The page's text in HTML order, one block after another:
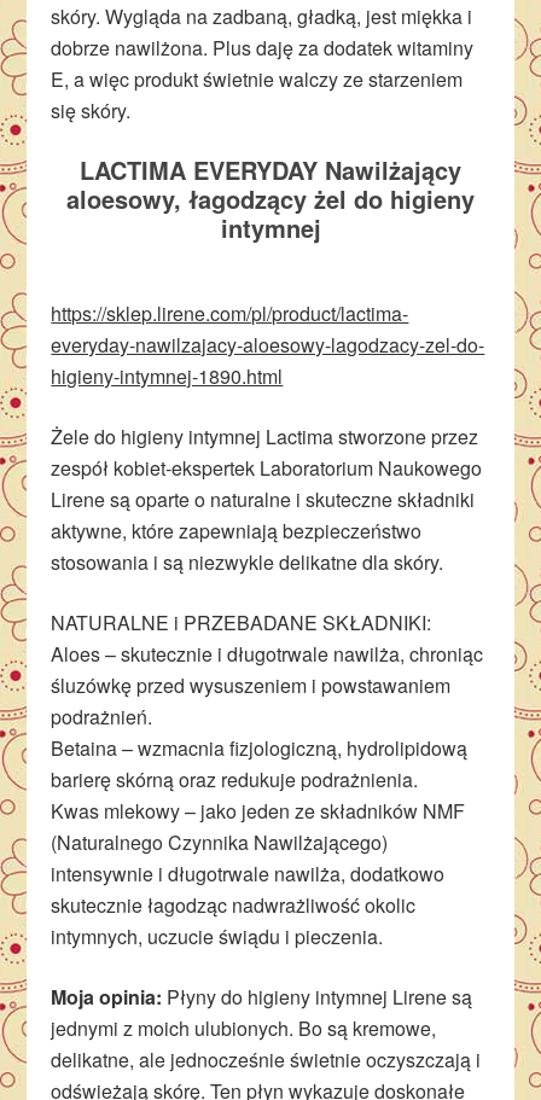
skóry. Wygląda na zadbaną, gładką, jest miękka i
dobrze nawilżona. Plus daję za dodatek witaminy
E, a więc produkt świetnie walczy ze starzeniem
się skóry.
LACTIMA EVERYDAY Nawilżający
aloesowy, łagodzący żel do higieny
intymnej
https://sklep.lirene.com/pl/product/lactima-
everyday-nawilzajacy-aloesowy-lagodzacy-zel-do-
higieny-intymnej-1890.html
Żele do higieny intymnej Lactima stworzone przez
zespół kobiet-ekspertek Laboratorium Naukowego
Lirene są oparte o naturalne i skuteczne składniki
aktywne, które zapewniają bezpieczeństwo
stosowania i są niezwykle delikatne dla skóry.
NATURALNE i PRZEBADANE SKŁADNIKI:
Aloes – skutecznie i długotrwale nawilża, chroniąc
śluzówkę przed wysuszeniem i powstawaniem
podrażnień.
Betaina – wzmacnia fizjologiczną, hydrolipidową
barierę skórną oraz redukuje podrażnienia.
Kwas mlekowy – jako jeden ze składników NMF
(Naturalnego Czynnika Nawilżającego)
intensywnie i długotrwale nawilża, dodatkowo
skutecznie łagodząc nadwrażliwość okolic
intymnych, uczucie świądu i pieczenia.
Moja opinia: Płyny do higieny intymnej Lirene są
jednymi z moich ulubionych. Bo są kremowe,
delikatne, ale jednocześnie świetnie oczyszczają i
odświeżają skórę. Ten płyn wykazuje doskonałe